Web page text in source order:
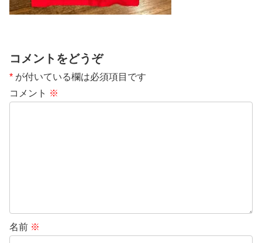
コメントをどうぞ
* が付いている欄は必須項目です
コメント ※
名前 ※